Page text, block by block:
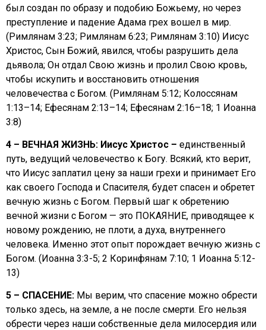
был создан по образу и подобию Божьему, но через
преступление и падение Адама грех вошел в мир.
(Римлянам 3:23; Римлянам 6:23; Римлянам 3:10) Иисус
Христос, Сын Божий, явился, чтобы разрушить дела
дьявола; Он отдал Свою жизнь и пролил Свою кровь,
чтобы искупить и восстановить отношения
человечества с Богом. (Римлянам 5:12; Колоссянам
1:13–14; Ефесянам 2:13–14; Ефесянам 2:16–18; 1 Иоанна
3:8)
4 – ВЕЧНАЯ ЖИЗНЬ: Иисус Христос – единственный
путь, ведущий человечество к Богу. Всякий, кто верит,
что Иисус заплатил цену за наши грехи и принимает Его
как своего Господа и Спасителя, будет спасен и обретет
вечную жизнь с Богом. Первый шаг к обретению
вечной жизни с Богом — это ПОКАЯНИЕ, приводящее к
новому рождению, не плоти, а духа, внутреннего
человека. Именно этот опыт порождает вечную жизнь с
Богом. (Иоанна 3:3-5; 2 Коринфянам 7:10; 1 Иоанна 5:12-
13)
5 – СПАСЕНИЕ: Мы верим, что спасение можно обрести
только здесь, на земле, а не после смерти. Его нельзя
обрести через наши собственные дела милосердия или